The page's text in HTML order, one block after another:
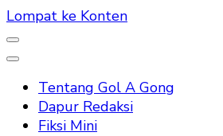
Lompat ke Konten
Tentang Gol A Gong
Dapur Redaksi
Fiksi Mini